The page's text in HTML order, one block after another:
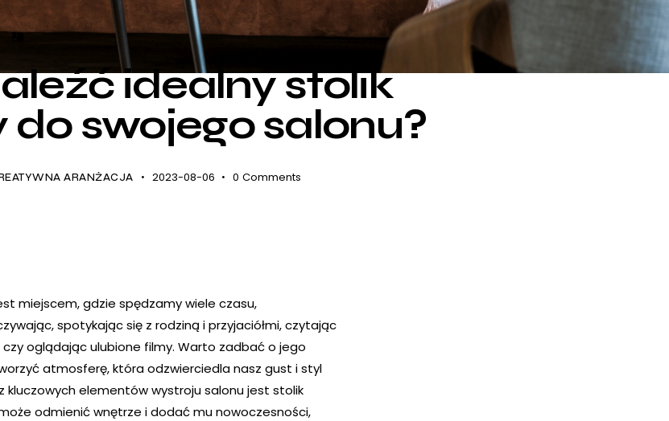
DODATKI DOM SALON
idealny stolik
swojego salonu?
ARANŻACJA 2023-08-06 0 Comments
miejscem, gdzie spędzamy wiele czasu,
spotykając się z rodziną i przyjaciółmi, czytając
czy oglądając ulubione filmy. Warto zadbać o jego
atmosferę, która odzwierciedla nasz gust i styl
kluczowych elementów wystroju salonu jest stolik
odmienić wnętrze i dodać mu nowoczesności,